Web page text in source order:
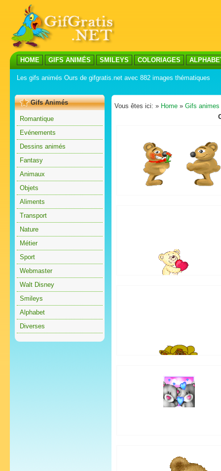
HOME GIFS ANIMÉS SMILEYS COLORIAGES
Les gifs animés Ours de gifgratis.net avec 882 images thématiques
Gifs Animés
Romantique
Evénements
Dessins animés
Fantasy
Animaux
Objets
Aliments
Transport
Nature
Métier
Sport
Webmaster
Walt Disney
Smileys
Alphabet
Diverses
Vous êtes ici: » Home » Gifs animes